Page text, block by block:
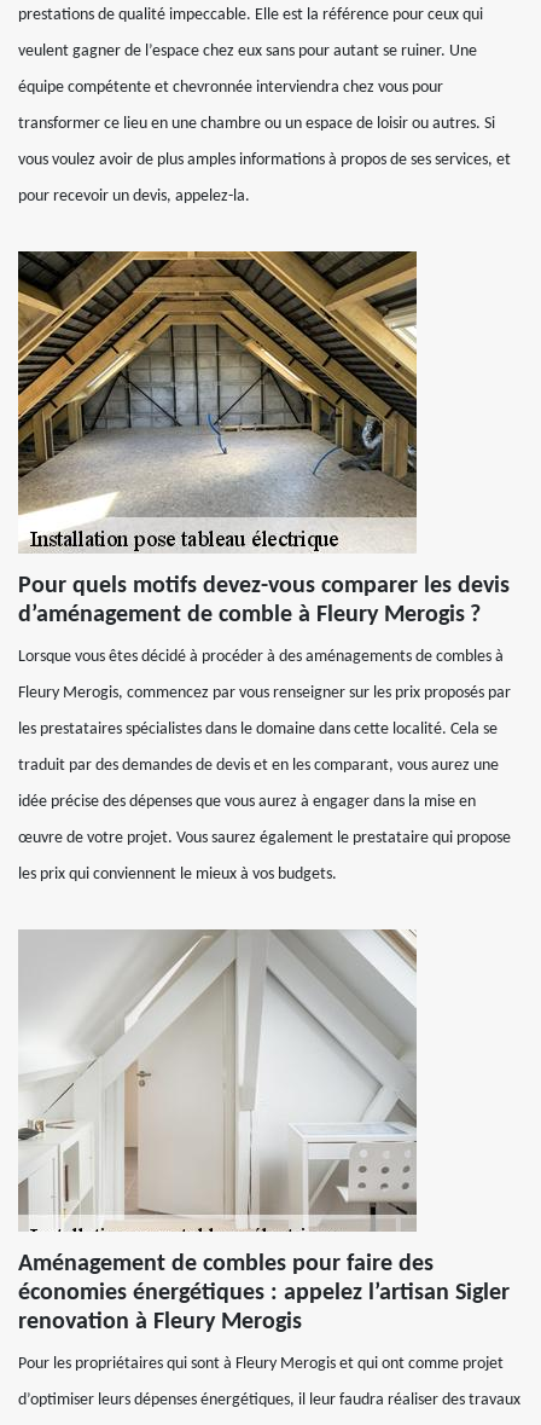
prestations de qualité impeccable. Elle est la référence pour ceux qui
veulent gagner de l’espace chez eux sans pour autant se ruiner. Une
équipe compétente et chevronnée interviendra chez vous pour
transformer ce lieu en une chambre ou un espace de loisir ou autres. Si
vous voulez avoir de plus amples informations à propos de ses services, et
pour recevoir un devis, appelez-la.
Pour quels motifs devez-vous comparer les devis
d’aménagement de comble à Fleury Merogis ?
Lorsque vous êtes décidé à procéder à des aménagements de combles à
Fleury Merogis, commencez par vous renseigner sur les prix proposés par
les prestataires spécialistes dans le domaine dans cette localité. Cela se
traduit par des demandes de devis et en les comparant, vous aurez une
idée précise des dépenses que vous aurez à engager dans la mise en
œuvre de votre projet. Vous saurez également le prestataire qui propose
les prix qui conviennent le mieux à vos budgets.
Aménagement de combles pour faire des
économies énergétiques : appelez l’artisan Sigler
renovation à Fleury Merogis
Pour les propriétaires qui sont à Fleury Merogis et qui ont comme projet
d’optimiser leurs dépenses énergétiques, il leur faudra réaliser des travaux